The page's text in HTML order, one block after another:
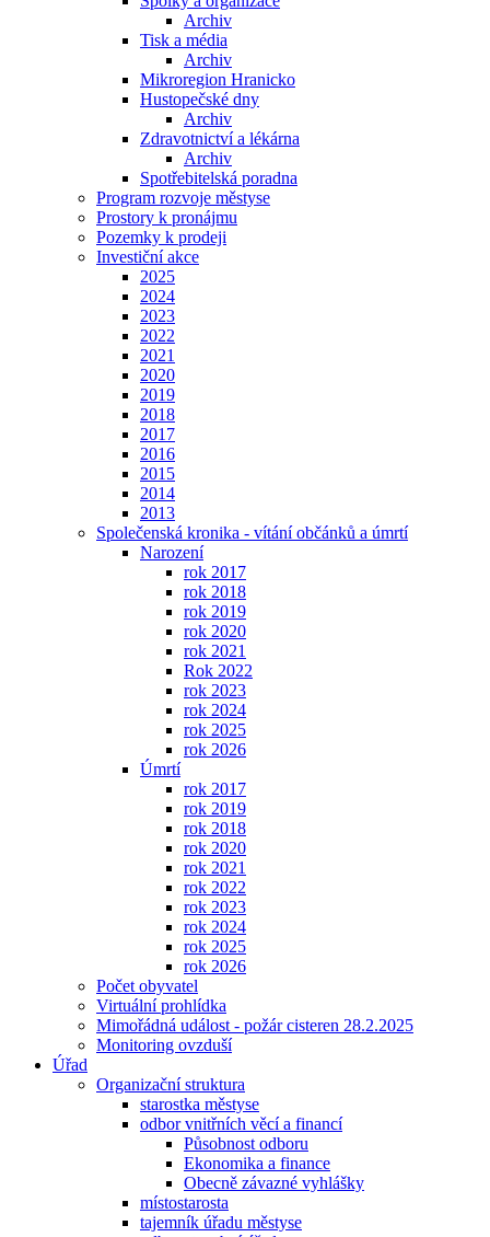
Archiv
Tisk a média
Archiv
Mikroregion Hranicko
Hustopečské dny
Archiv
Zdravotnictví a lékárna
Archiv
Spotřebitelská poradna
Program rozvoje městyse
Prostory k pronájmu
Pozemky k prodeji
Investiční akce
2025
2024
2023
2022
2021
2020
2019
2018
2017
2016
2015
2014
2013
Společenská kronika - vítání občánků a úmrtí
Narození
rok 2017
rok 2018
rok 2019
rok 2020
rok 2021
Rok 2022
rok 2023
rok 2024
rok 2025
rok 2026
Úmrtí
rok 2017
rok 2019
rok 2018
rok 2020
rok 2021
rok 2022
rok 2023
rok 2024
rok 2025
rok 2026
Počet obyvatel
Virtuální prohlídka
Mimořádná událost - požár cisteren 28.2.2025
Monitoring ovzduší
Úřad
Organizační struktura
starostka městyse
odbor vnitřních věcí a financí
Působnost odboru
Ekonomika a finance
Obecně závazné vyhlášky
místostarosta
tajemník úřadu městyse